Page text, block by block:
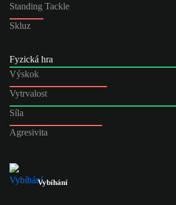
Standing Tackle
Skluz
Fyzická hra
Výskok
Vytrvalost
Síla
Agresivita
Vybíhání